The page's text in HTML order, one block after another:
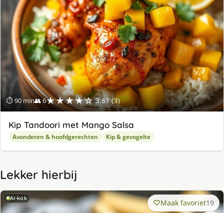
⏱ 90 min👥 6★★★★☆ 3.67 (3)
Kip Tandoori met Mango Salsa
Avondeten & hoofdgerechten Kip & gevogelte
Lekker hierbij
AI-kok Maak favoriet19